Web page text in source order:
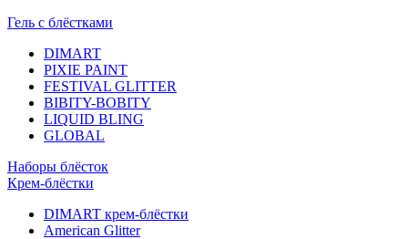
Гель с блёстками
DIMART
PIXIE PAINT
FESTIVAL GLITTER
BIBITY-BOBITY
LIQUID BLING
GLOBAL
Наборы блёсток
Крем-блёстки
DIMART крем-блёстки
American Glitter